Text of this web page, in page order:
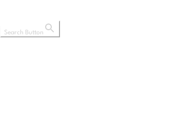
Search Button